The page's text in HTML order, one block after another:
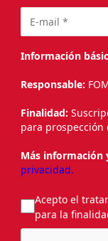
Información
Responsable:
Finalidad:
para prospección
Más información
privacidad.
Acepto el
para la